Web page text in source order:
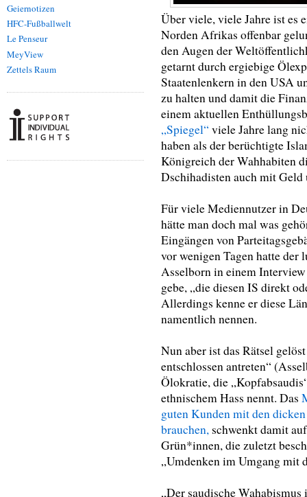
Geiernotizen
HFC-Fußballwelt
Le Penseur
MeyView
Zettels Raum
Über viele, viele Jahre ist es
Norden Afrikas offenbar
den Augen der
getarnt durch ergiebige
Staatenlenkern in den USA
zu halten und damit die
einem aktuellen
„Spiegel“ viele Jahre lang
haben als der berüchtigte
Königreich der Wahhabiten
Dschihadisten auch mit Geld
Für viele Mediennutzer in
hätte man doch mal was
Eingängen von
vor wenigen Tagen hatte der
Asselborn in einem
gebe, „die diesen IS direkt
Allerdings kenne er diese
namentlich nennen.
Nun aber ist das Rätsel
entschlossen antreten“
Ölokratie, die
ethnischem Hass nennt. Das
guten Kunden mit den
brauchen, schwenkt damit
Grün*innen, die zuletzt
„Umdenken im Umgang mit
„Der saudische